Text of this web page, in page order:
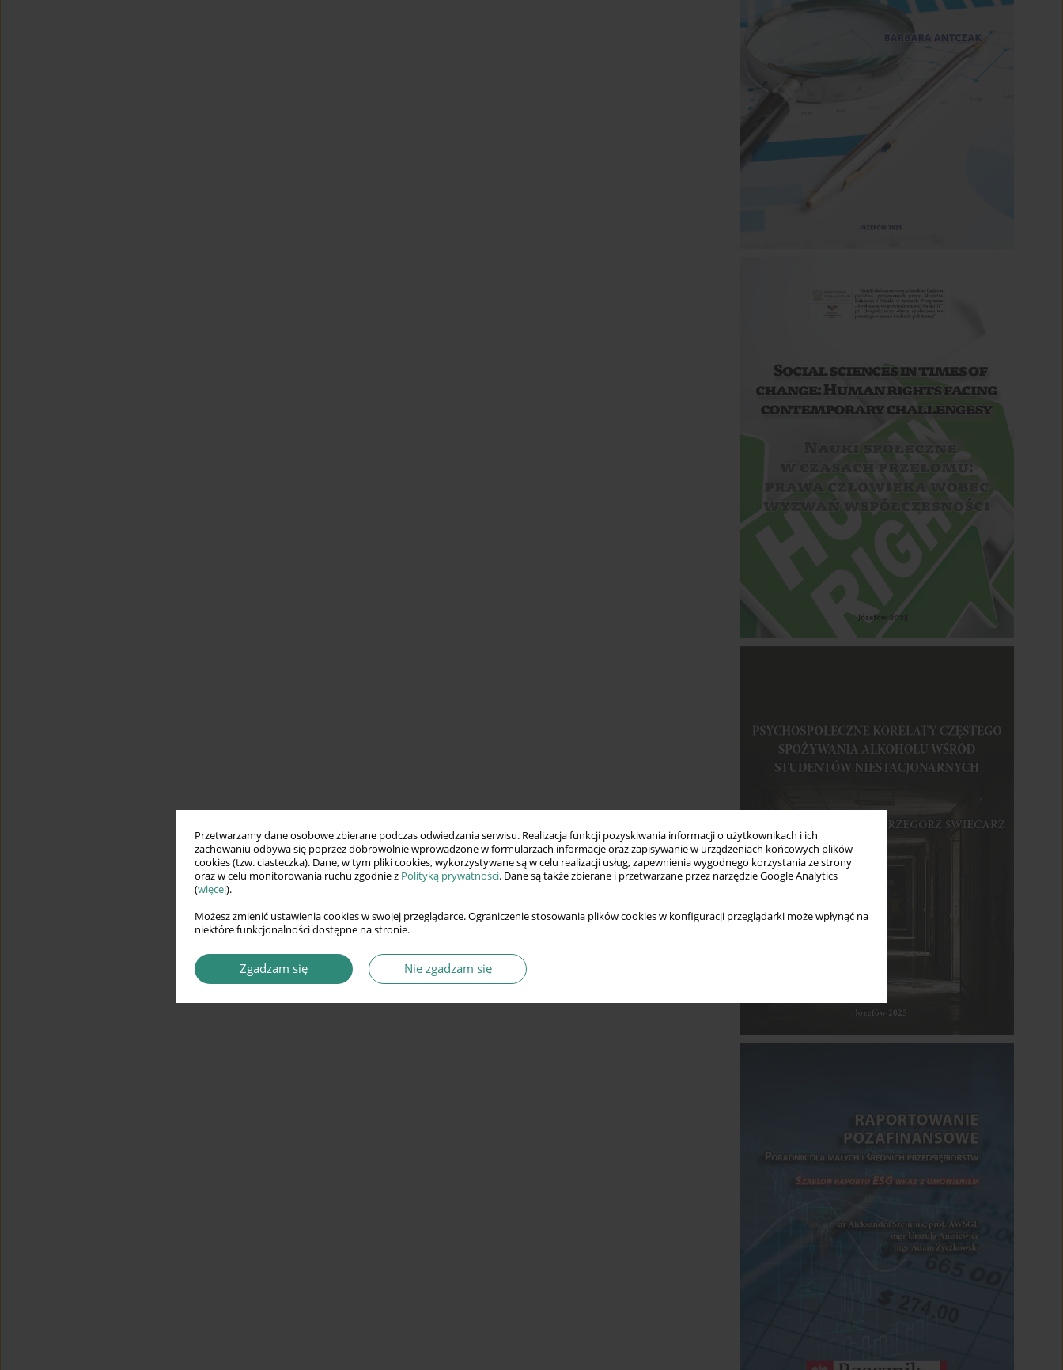
Przetwarzamy dane osobowe zbierane podczas odwiedzania serwisu. Realizacja funkcji pozyskiwania informacji o użytkownikach i ich
zachowaniu odbywa się poprzez dobrowolnie wprowadzone w formularzach informacje oraz zapisywanie w urządzeniach końcowych plików
cookies (tzw. ciasteczka). Dane, w tym pliki cookies, wykorzystywane są w celu realizacji usług, zapewnienia wygodnego korzystania ze strony
oraz w celu monitorowania ruchu zgodnie z Polityką prywatności. Dane są także zbierane i przetwarzane przez narzędzie Google Analytics
(więcej).
Możesz zmienić ustawienia cookies w swojej przeglądarce. Ograniczenie stosowania plików cookies w konfiguracji przeglądarki może wpłynąć na
niektóre funkcjonalności dostępne na stronie.
Zgadzam się Nie zgadzam się